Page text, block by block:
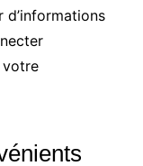
d’informations
votre